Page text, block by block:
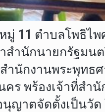
11 ตำบลโพธิไ
ำนักนายกรัฐมน
นักงานพระพุทธ
ร พร้องเจ้าที่สำ
ญาตจัดตั้งเป็นวั